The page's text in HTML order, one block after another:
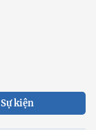
Sự kiện